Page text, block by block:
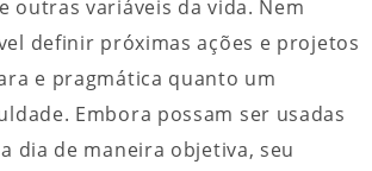
outras variáveis da vida. Nem
definir próximas ações e projetos
e pragmática quanto um
Embora possam ser usadas
dia de maneira objetiva, seu